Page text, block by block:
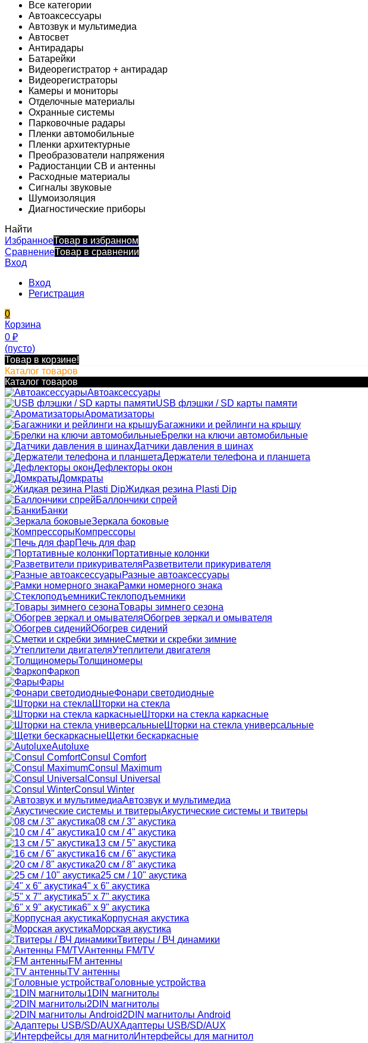
Все категории
Автоаксессуары
Автозвук и мультимедиа
Автосвет
Антирадары
Батарейки
Видеорегистратор + антирадар
Видеорегистраторы
Камеры и мониторы
Отделочные материалы
Охранные системы
Парковочные радары
Пленки автомобильные
Пленки архитектурные
Преобразователи напряжения
Радиостанции CB и антенны
Расходные материалы
Сигналы звуковые
Шумоизоляция
Диагностические приборы
Найти
ИзбранноеТовар в избранном
СравнениеТовар в сравнении
Вход
Вход
Регистрация
0
Корзина
0 ₽
(пусто)
Товар в корзине!
Каталог товаров
Каталог товаров
Автоаксессуары
USB флэшки / SD карты памяти
Ароматизаторы
Багажники и рейлинги на крышу
Брелки на ключи автомобильные
Датчики давления в шинах
Держатели телефона и планшета
Дефлекторы окон
Домкраты
Жидкая резина Plasti Dip
Баллончики спрей
Банки
Зеркала боковые
Компрессоры
Печь для фар
Портативные колонки
Разветвители прикуривателя
Разные автоаксессуары
Рамки номерного знака
Стеклоподъемники
Товары зимнего сезона
Обогрев зеркал и омывателя
Обогрев сидений
Сметки и скребки зимние
Утеплители двигателя
Толщиномеры
Фаркоп
Фары
Фонари светодиодные
Шторки на стекла
Шторки на стекла каркасные
Шторки на стекла универсальные
Щетки бескаркасные
Autoluxe
Consul Comfort
Consul Maximum
Consul Universal
Consul Winter
Автозвук и мультимедиа
Акустические системы и твитеры
08 см / 3" акустика
10 см / 4" акустика
13 см / 5" акустика
16 см / 6" акустика
20 см / 8" акустика
25 см / 10" акустика
4" x 6" акустика
5" x 7" акустика
6" x 9" акустика
Корпусная акустика
Морская акустика
Твитеры / ВЧ динамики
Антенны FM/TV
FM антенны
TV антенны
Головные устройства
1DIN магнитолы
2DIN магнитолы
2DIN магнитолы Android
Адаптеры USB/SD/AUX
Интерфейсы для магнитол